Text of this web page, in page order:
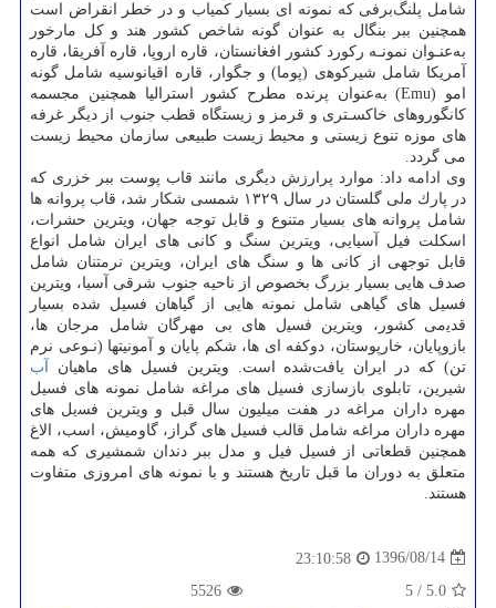
شامل ﭘﻠﻨﮓﺑﺮفی ﻛﻪ ﻧﻤﻮﻧﻪ ای ﺑﺴﻴﺎر ﻛﻤﻴﺎب و در ﺧﻄﺮ اﻧﻘﺮاض اﺳﺖ
ﻫﻤﭽﻨﻴﻦ ﺑﺒﺮ ﺑﻨﮕﺎل ﺑﻪ ﻋﻨﻮان ﮔﻮﻧﻪ ﺷﺎﺧﺺ ﻛﺸﻮر ﻫﻨﺪ و ﻛﻞ ﻣﺎرﺧﻮر
ﺑﻪﻋﻨـﻮان ﻧﻤﻮﻧـﻪ رﻛﻮرد ﻛﺸﻮر اﻓﻐﺎﻧﺴﺘﺎن، ﻗﺎره اروپا، ﻗﺎره آﻓﺮﻳﻘﺎ، قاره
آﻣﺮیكا شامل ﺷﻴﺮﻛﻮﻫی (ﭘﻮﻣﺎ) و ﺟﮕﻮار، ﻗﺎره اﻗﻴﺎﻧﻮسیه شامل ﮔﻮﻧﻪ
اﻣﻮ (Emu) ﺑﻪﻋﻨﻮان ﭘﺮﻧﺪه ﻣﻄﺮح ﻛﺸﻮر اﺳﺘﺮاﻟﻴﺎ ﻫﻤﭽﻨﻴﻦ ﻣﺠﺴﻤﻪ
ﻛﺎﻧﮕﻮروﻫﺎی ﺧﺎﻛﺴـﺘﺮی و ﻗﺮﻣﺰ و زﻳﺴﺘﮕﺎه ﻗﻄﺐ ﺟﻨﻮب از دیگر غرفه
های موزه تنوع زیستی و محیط زیست طبیعی سازمان محیط زیست
می گردد.
وی ادامه داد: موارد پرارزش دیگری مانند قاب پوست ببر خزری ﻛﻪ
در ﭘﺎرك ﻣلی ﮔﻠﺴﺘﺎن در ﺳﺎل ۱۳۲۹ شمسی ﺷﻜﺎر ﺷﺪ، ﻗﺎب ﭘﺮواﻧﻪ ﻫﺎ
ﺷﺎﻣﻞ ﭘﺮواﻧﻪ ﻫﺎی ﺑﺴﻴﺎر ﻣﺘﻨﻮع و ﻗﺎﺑﻞ ﺗﻮﺟﻪ ﺟﻬﺎن، وﻳﺘﺮﻳﻦ ﺣﺸﺮات،
اﺳﻜﻠﺖ ﻓﻴﻞ آﺳﻴﺎیی، وﻳﺘﺮﻳﻦ ﺳﻨﮓ و ﻛﺎنی های اﻳﺮان ﺷﺎﻣﻞ اﻧﻮاع
ﻗﺎﺑﻞ ﺗﻮجهی از ﻛﺎنی ها و سنگ های اﻳﺮان، وﻳﺘﺮﻳﻦ ﻧﺮﻣﺘﻨﺎن ﺷﺎﻣﻞ
ﺻﺪف هایی ﺑﺴﻴﺎر بزرگ بخصوص از ﻧﺎﺣﻴﻪ ﺟﻨﻮب ﺷﺮقی آﺳﻴﺎ، وﻳﺘﺮﻳﻦ
فسیل های ﮔﻴﺎهی شامل ﻧﻤﻮﻧﻪ ﻫﺎیی از ﮔﻴﺎﻫﺎن ﻓﺴﻴﻞ ﺷﺪه ﺑﺴﻴﺎر
ﻗﺪﻳمی ﻛﺸﻮر، وﻳﺘﺮﻳﻦ ﻓﺴﻴل های بی ﻣﻬﺮﮔﺎن ﺷﺎﻣﻞ ﻣﺮﺟﺎن ها،
ﺑﺎزوﭘﺎﻳﺎن، ﺧﺎرﭘﻮﺳﺘﺎن، دوﻛﻔﻪ ای ها، ﺷﻜﻢ ﭘﺎﻳﺎن و آﻣﻮنیتها (ﻧـﻮعی ﻧﺮم
ﺗﻦ) ﻛﻪ در اﻳﺮان ﻳﺎﻓﺖﺷﺪه اﺳﺖ. وﻳﺘﺮﻳﻦ فسیل های ﻣﺎﻫﻴﺎن
آب
ﺷﻴﺮﻳﻦ، ﺗﺎﺑﻠﻮی ﺑﺎزﺳﺎزی فسیل های ﻣﺮاﻏﻪ شامل ﻧﻤﻮﻧﻪ ﻫﺎی ﻓﺴﻴﻞ
ﻣﻬﺮه داران ﻣﺮاﻏﻪ در ﻫﻔﺖ ﻣﻴﻠﻴﻮن ﺳﺎل قبل و وﻳﺘﺮﻳﻦ ﻓﺴیل های
ﻣﻬﺮه داران ﻣﺮاﻏﻪ شامل ﻗﺎﻟﺐ فسیل های ﮔﺮاز، ﮔﺎوﻣﻴﺶ، اﺳﺐ، اﻻغ
ﻫﻤﭽﻨﻴﻦ ﻗﻄﻌﺎتی از فسیل ﻓﻴﻞ و ﻣﺪل ﺑﺒﺮ دﻧﺪان ﺷﻤﺸﻴﺮی كه همه
ﻣﺘﻌﻠﻖ ﺑﻪ دوران ﻣﺎ ﻗﺒﻞ ﺗﺎرﻳﺦ هستند و ﺑﺎ ﻧﻤﻮﻧﻪ ﻫﺎی اﻣﺮوزی ﻣﺘﻔﺎوت
هستند.
1396/08/14
23:10:58
5.0
/
5
5526